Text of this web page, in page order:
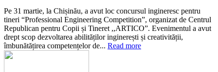
Pe 31 martie, la Chișinău, a avut loc concursul ingineresc pentru
tineri “Professional Engineering Competition”, organizat de Centrul
Republican pentru Copii și Tineret ,,ARTICO”. Evenimentul a avut
drept scop dezvoltarea abilităților inginerești și creativității,
îmbunătățirea competențelor de... Read more